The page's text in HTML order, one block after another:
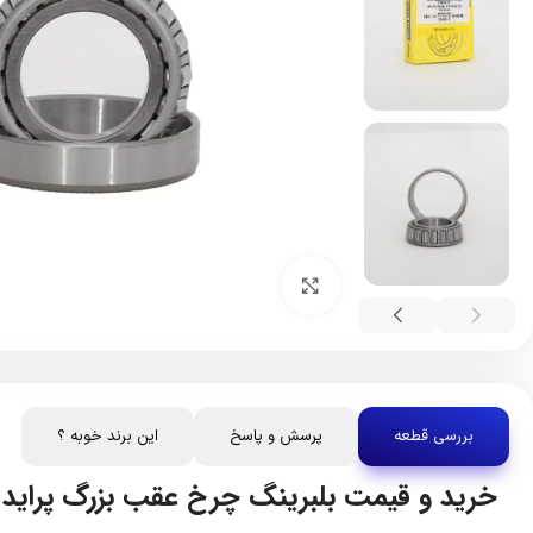
بررسی قطعه پرسش و پاسخ این برند خوبه ؟
خرید و قیمت بلبرینگ چرخ عقب بزرگ